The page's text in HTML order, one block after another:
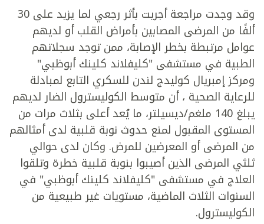
وقد وجدت مراجعة أجريت بأثر رجعي لما يزيد على 30
ألفًا من المرضى المصابين بأمراض القلب أو لديهم
عوامل مرتبطة بخطر الإصابة، ممن توجد سجلاتهم
الطبية في مستشفى "كليفلاند كلينك أبوظبي"
ومركز إمبريال كوليدج لندن للسكري التابع لمبادلة
للرعاية الصحية ، أن متوسط الكوليسترول الضار لديهم
يبلغ 140 ملغم/ديسيلتر، ما يُعد أعلى بثلاث مرات من
المستوى المقبول لمنع حدوث نوبة قلبية لدى أمثالهم
من المرضى أو المعرضين للمرض. وكان لدى حوالي
ثلثي المرضى الذين أصيبوا بنوبة قلبية خطرة وتلقوا
العلاج في مستشفى "كليفلاند كلينك أبوظبي" في
السنوات الثلاث الماضية، مستويات غير طبيعية من
الكوليسترول.